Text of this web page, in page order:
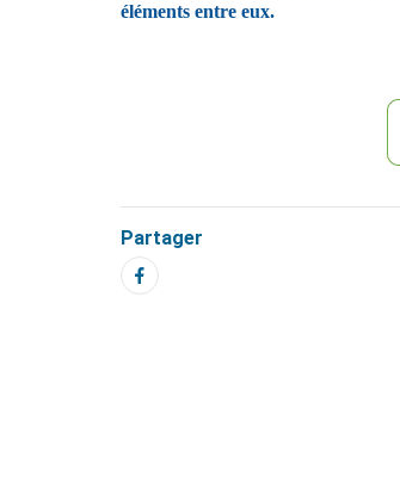
éléments entre eux.
Partager